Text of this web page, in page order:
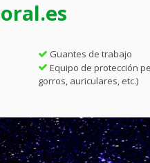
Guantes de trabajo
Equipo de protección
gorros, auriculares, etc.)